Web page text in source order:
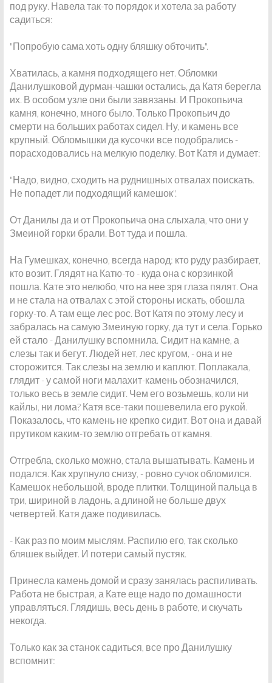
под руку. Навела так-то порядок и хотела за работу
садиться:
"Попробую сама хоть одну бляшку обточить".
Хватилась, а камня подходящего нет. Обломки
Данилушковой дурман-чашки остались, да Катя берегла
их. В особом узле они были завязаны. И Прокопьича
камня, конечно, много было. Только Прокопьич до
смерти на больших работах сидел. Ну, и камень все
крупный. Обломышки да кусочки все подобрались -
порасходовались на мелкую поделку. Вот Катя и думает:
"Надо, видно, сходить на руднишных отвалах поискать.
Не попадет ли подходящий камешок".
От Данилы да и от Прокопьича она слыхала, что они у
Змеиной горки брали. Вот туда и пошла.
На Гумешках, конечно, всегда народ: кто руду разбирает,
кто возит. Глядят на Катю-то - куда она с корзинкой
пошла. Кате это нелюбо, что на нее зря глаза пялят. Она
и не стала на отвалах с этой стороны искать, обошла
горку-то. А там еще лес рос. Вот Катя по этому лесу и
забралась на самую Змеиную горку, да тут и села. Горько
ей стало - Данилушку вспомнила. Сидит на камне, а
слезы так и бегут. Людей нет, лес кругом, - она и не
сторожится. Так слезы на землю и каплют. Поплакала,
глядит - у самой ноги малахит-камень обозначился,
только весь в земле сидит. Чем его возьмешь, коли ни
кайлы, ни лома? Катя все-таки пошевелила его рукой.
Показалось, что камень не крепко сидит. Вот она и давай
прутиком каким-то землю отгребать от камня.
Отгребла, сколько можно, стала вышатывать. Камень и
подался. Как хрупнуло снизу, - ровно сучок обломился.
Камешок небольшой, вроде плитки. Толщиной пальца в
три, шириной в ладонь, а длиной не больше двух
четвертей. Катя даже подивилась.
- Как раз по моим мыслям. Распилю его, так сколько
бляшек выйдет. И потери самый пустяк.
Принесла камень домой и сразу занялась распиливать.
Работа не быстрая, а Кате еще надо по домашности
управляться. Глядишь, весь день в работе, и скучать
некогда.
Только как за станок садиться, все про Данилушку
вспомнит: